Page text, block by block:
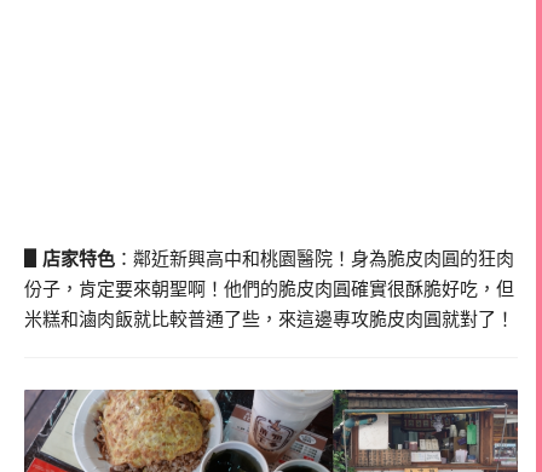
▋店家特色 ：鄰近新興高中和桃園醫院！身為脆皮肉圓的狂肉
份子，肯定要來朝聖啊！他們的脆皮肉圓確實很酥脆好吃，但
米糕和滷肉飯就比較普通了些，來這邊專攻脆皮肉圓就對了！